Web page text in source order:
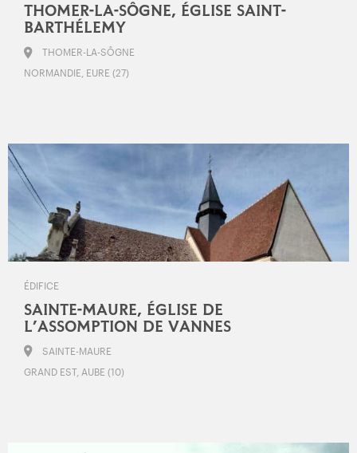
THOMER-LA-SÔGNE, ÉGLISE SAINT-
BARTHÉLEMY
THOMER-LA-SÔGNE
NORMANDIE, EURE (27)
ÉDIFICE
SAINTE-MAURE, ÉGLISE DE
L’ASSOMPTION DE VANNES
SAINTE-MAURE
GRAND EST, AUBE (10)